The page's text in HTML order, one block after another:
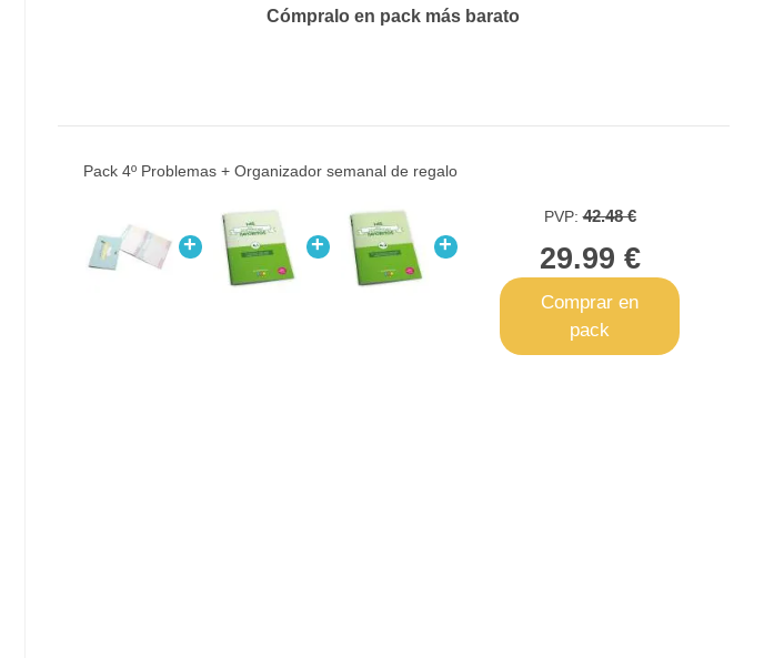
Cómpralo en pack más barato
Pack 4º Problemas + Organizador semanal de regalo
+ + +
PVP:42.48 €
29.99 €
Comprar en
pack